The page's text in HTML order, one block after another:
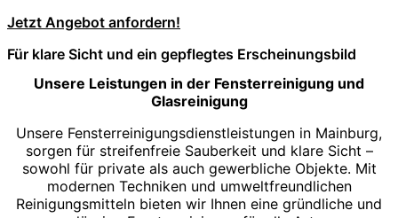
Jetzt Angebot anfordern!
Für klare Sicht und ein gepflegtes Erscheinungsbild
Unsere Leistungen in der Fensterreinigung und
Glasreinigung
Unsere Fensterreinigungsdienstleistungen in Mainburg,
sorgen für streifenfreie Sauberkeit und klare Sicht –
sowohl für private als auch gewerbliche Objekte. Mit
modernen Techniken und umweltfreundlichen
Reinigungsmitteln bieten wir Ihnen eine gründliche und